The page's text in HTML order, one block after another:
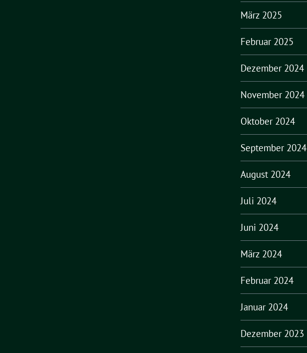
März 2025
Februar 2025
Dezember 2024
November 2024
Oktober 2024
September 2024
August 2024
Juli 2024
Juni 2024
März 2024
Februar 2024
Januar 2024
Dezember 2023